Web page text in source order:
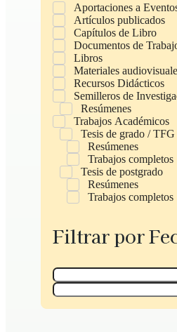
Aportaciones a
Artículos publicados
Capítulos de Libro
Documentos de
Libros
Materiales
Recursos Didácticos
Semilleros de
Resúmenes
Trabajos Académicos
Tesis de grado / TFG
Resúmenes
Trabajos completos
Tesis de postgrado
Resúmenes
Trabajos completos
Filtrar por